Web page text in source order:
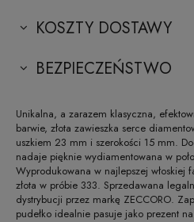
KOSZTY DOSTAWY
BEZPIECZEŃSTWO
Unikalna, a zarazem klasyczna,
barwie, złota zawieszka serce
uszkiem 23 mm i szerokości 15 mm.
nadaje pięknie wydiamentowana w
Wyprodukowana w najlepszej włoskiej
złota w próbie 333. Sprzedawana
dystrybucji przez markę ZECCORO.
pudełko idealnie pasuje jako prezent